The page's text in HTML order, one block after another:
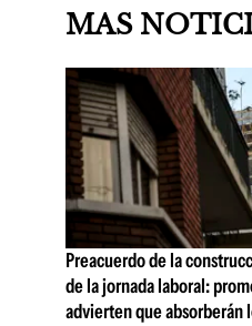
MAS
Preacuerdo de la
de la jornada laboral:
advierten que absorberán